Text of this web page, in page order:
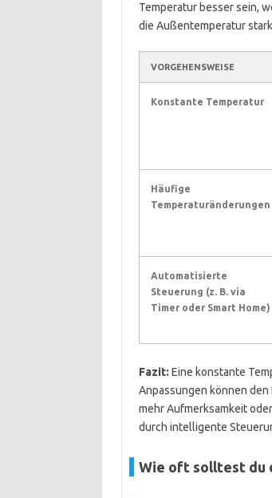
Temperatur besser sein,
die Außentemperatur
VORGEHENSWEISE
Konstante Temperatur
Häufige
Temperaturänderungen
Automatisierte
Steuerung (z. B. via
Timer oder Smart Home)
Fazit: Eine konstante
Anpassungen können
mehr Aufmerksamkeit
durch intelligente
Wie oft solltest du